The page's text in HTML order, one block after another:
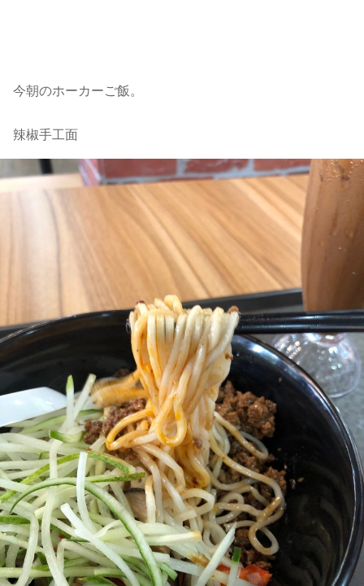
今朝のホーカーご飯。
辣椒手工面